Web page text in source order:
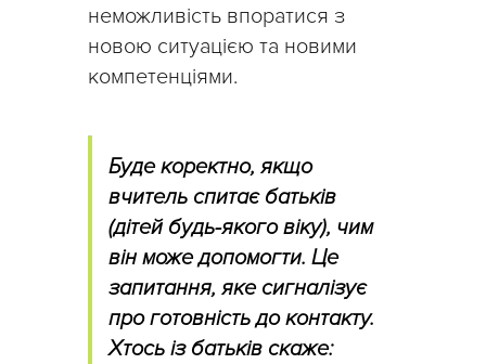
неможливість впоратися з
новою ситуацією та новими
компетенціями.
Буде коректно, якщо
вчитель спитає батьків
(дітей будь-якого віку), чим
він може допомогти. Це
запитання, яке сигналізує
про готовність до контакту.
Хтось із батьків скаже: